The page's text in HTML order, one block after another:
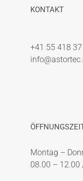
KONTAKT
+41 55 418
Montag –
08.00 – 12.00